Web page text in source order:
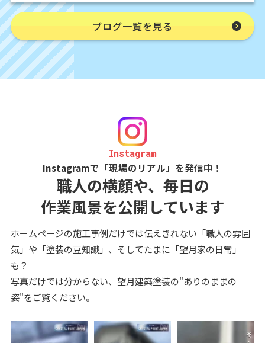
ブログ一覧を見る
Instagram
Instagramで「現場のリアル」を発信中！
職人の横顔や、毎日の
作業風景を公開しています
ホームページの施工事例だけでは伝えきれない「職人の雰囲
気」や「塗装の豆知識」、そしてたまに「望月家の日常」
も？
写真だけでは分からない、望月建築塗装の"ありのままの
姿"をご覧ください。